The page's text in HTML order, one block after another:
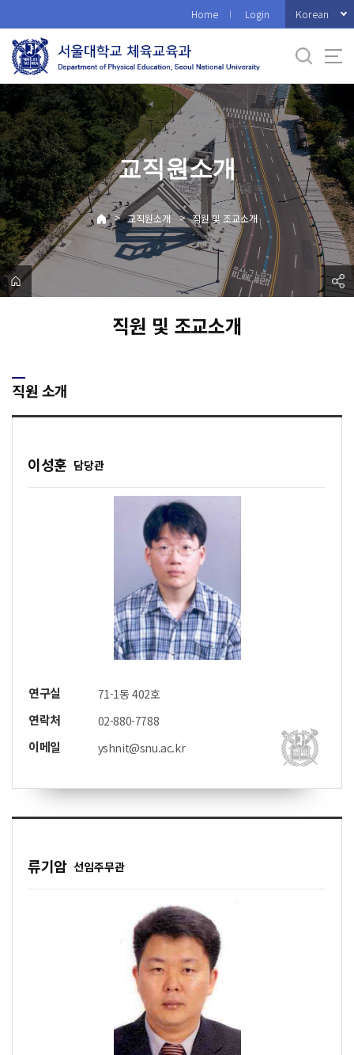
로
메
뉴
Home Login Korean
교직원소개
> 교직원소개 > 직원 및 조교소개
직원 및 조교소개
직원 소개
이성훈 담당관
연구실 71-1동 402호
연락처 02-880-7788
이메일 yshnit@snu.ac.kr
류기암 선임주무관